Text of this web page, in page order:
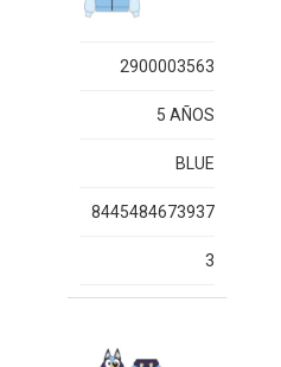
2900003563
5 AÑOS
BLUE
8445484673937
3